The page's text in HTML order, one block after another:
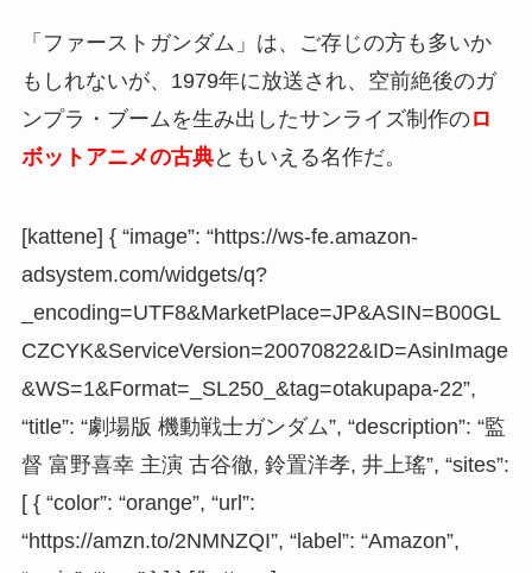
「ファーストガンダム」は、ご存じの方も多いか
もしれないが、1979年に放送され、空前絶後のガ
ンプラ・ブームを生み出したサンライズ制作のロ
ボットアニメの古典ともいえる名作だ。
[kattene] { “image”: “https://ws-fe.amazon-
adsystem.com/widgets/q?
_encoding=UTF8&MarketPlace=JP&ASIN=B00GL
CZCYK&ServiceVersion=20070822&ID=AsinImage
&WS=1&Format=_SL250_&tag=otakupapa-22”,
“title”: “劇場版 機動戦士ガンダム”, “description”: “監
督 富野喜幸 主演 古谷徹, 鈴置洋孝, 井上瑤”, “sites”:
[ { “color”: “orange”, “url”:
“https://amzn.to/2NMNZQI”, “label”: “Amazon”,